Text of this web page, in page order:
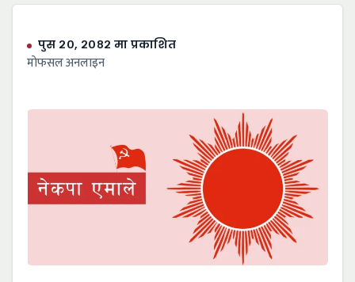
पुस २०, २०८२ मा प्रकाशित
माेफसल अनलाइन